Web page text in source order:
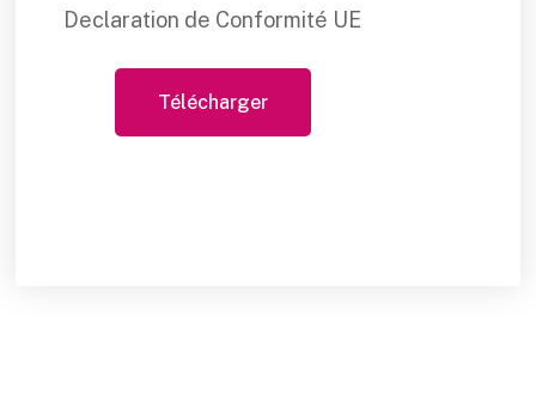
Declaration de Conformité UE
Télécharger